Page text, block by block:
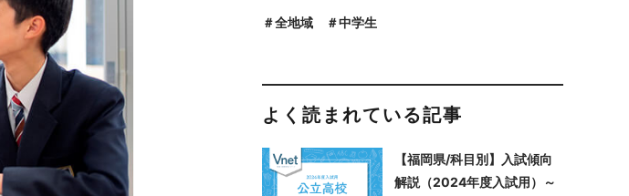
全地域 中学生
よく読まれている記事
【福岡県/科目別】入試傾向
解説（2024年度入試用）～